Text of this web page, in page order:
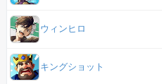
ウィンヒロ
キングショット